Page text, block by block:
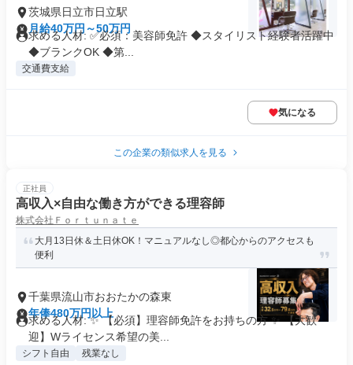
茨城県日立市日立駅
月給40万円～50万円
求める人材: ✅必須：美容師免許 ◆スタイリスト経験者活躍中
◆ブランクOK ◆第...
交通費支給
気になる
この企業の類似求人を見る
正社員
高収入×自由な働き方ができる理容師
株式会社Ｆｏｒｔｕｎａｔｅ
大月13日休＆土日休OK！マニュアルなし◎都心からのアクセスも
便利
千葉県流山市おおたかの森東
年俸480万円以上
求める人材: ✨ 【必須】理容師免許をお持ちの方 ✨ 【大歓
迎】Wライセンス希望の美...
シフト自由 残業なし